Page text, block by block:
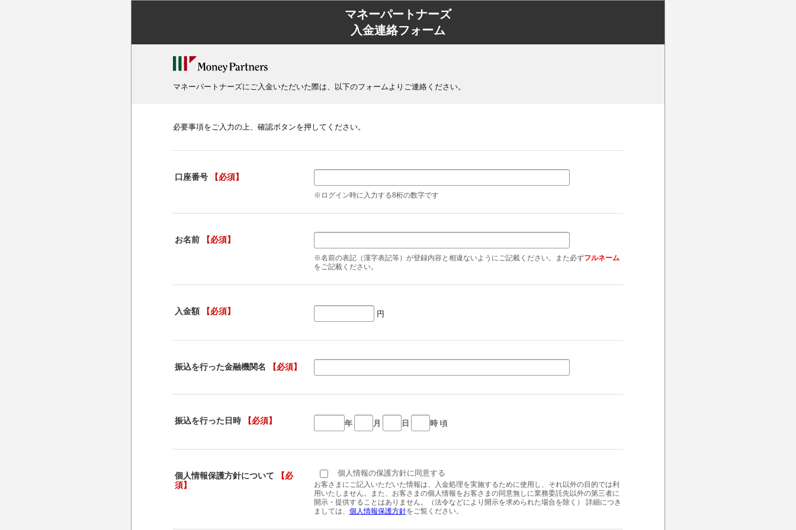
マネーパートナーズ
入金連絡フォーム
マネーパートナーズにご入金いただいた際は、以下のフォームよりご連絡ください。
必要事項をご入力の上、確認ボタンを押してください。
口座番号 【必須】
※ログイン時に入力する8桁の数字です
お名前 【必須】
※名前の表記（漢字表記等）が登録内容と相違ないようにご記載ください。また必ずフルネーム
をご記載ください。
入金額 【必須】 円
振込を行った金融機関名 【必須】
振込を行った日時 【必須】 年 月 日 時 頃
個人情報保護方針について
【必
須】
個人情報の保護方針に同意する
お客さまにご記入いただいた情報は、入金処理を実施するために使用し、それ以外の目的では利
用いたしません。また、お客さまの個人情報をお客さまの同意無しに業務委託先以外の第三者に
開示・提供することはありません。（法令などにより開示を求められた場合を除く） 詳細につき
ましては、 個人情報保護方針をご覧ください。